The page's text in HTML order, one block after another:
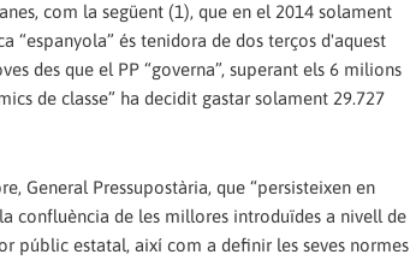
com la següent (1), que en el 2014 solament
“espanyola” és tenidora de dos terços d'aquest
des que el PP “governa”, superant els 6 milions
de classe” ha decidit gastar solament 29.727
General Pressupostària, que “persisteixen en
confluència de les millores introduïdes a nivell de
públic estatal, així com a definir les seves normes